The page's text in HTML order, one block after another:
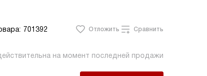
701392 Отложить Сравнить
на момент последней продажи